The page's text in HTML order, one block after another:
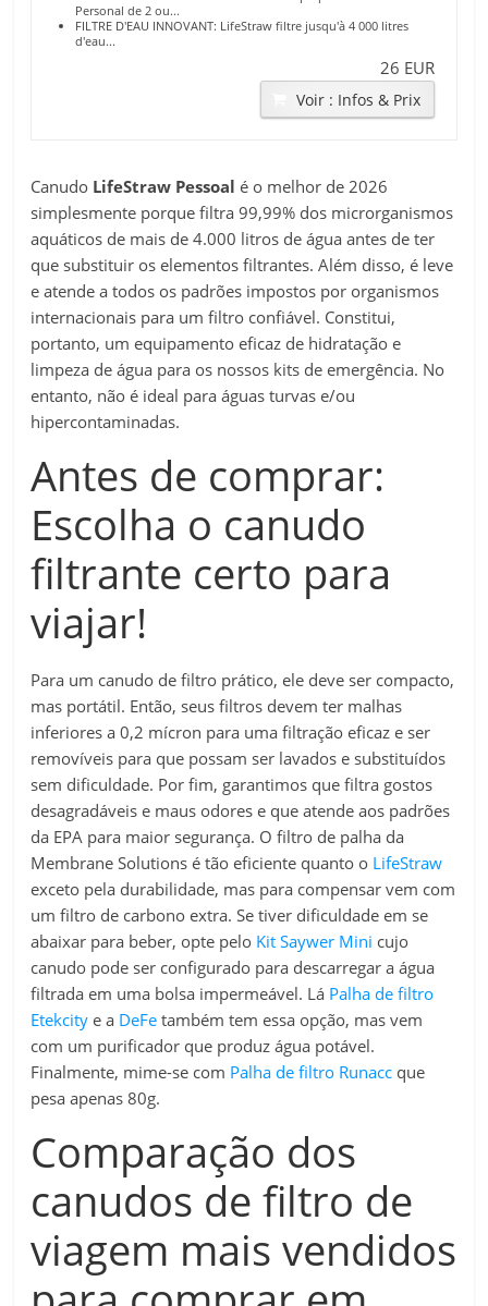
Personal de 2 ou...
FILTRE D'EAU INNOVANT: LifeStraw filtre jusqu'à 4 000 litres
d'eau...
26 EUR
Voir : Infos & Prix
Canudo LifeStraw Pessoal é o melhor de 2026
simplesmente porque filtra 99,99% dos microrganismos
aquáticos de mais de 4.000 litros de água antes de ter
que substituir os elementos filtrantes. Além disso, é leve
e atende a todos os padrões impostos por organismos
internacionais para um filtro confiável. Constitui,
portanto, um equipamento eficaz de hidratação e
limpeza de água para os nossos kits de emergência. No
entanto, não é ideal para águas turvas e/ou
hipercontaminadas.
Antes de comprar:
Escolha o canudo
filtrante certo para
viajar!
Para um canudo de filtro prático, ele deve ser compacto,
mas portátil. Então, seus filtros devem ter malhas
inferiores a 0,2 mícron para uma filtração eficaz e ser
removíveis para que possam ser lavados e substituídos
sem dificuldade. Por fim, garantimos que filtra gostos
desagradáveis ​​e maus odores e que atende aos padrões
da EPA para maior segurança. O filtro de palha da
Membrane Solutions é tão eficiente quanto o LifeStraw
exceto pela durabilidade, mas para compensar vem com
um filtro de carbono extra. Se tiver dificuldade em se
abaixar para beber, opte pelo Kit Saywer Mini cujo
canudo pode ser configurado para descarregar a água
filtrada em uma bolsa impermeável. Lá Palha de filtro
Etekcity e a DeFe também tem essa opção, mas vem
com um purificador que produz água potável.
Finalmente, mime-se com Palha de filtro Runacc que
pesa apenas 80g.
Comparação dos
canudos de filtro de
viagem mais vendidos